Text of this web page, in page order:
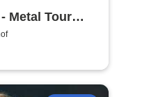
Metal Tour